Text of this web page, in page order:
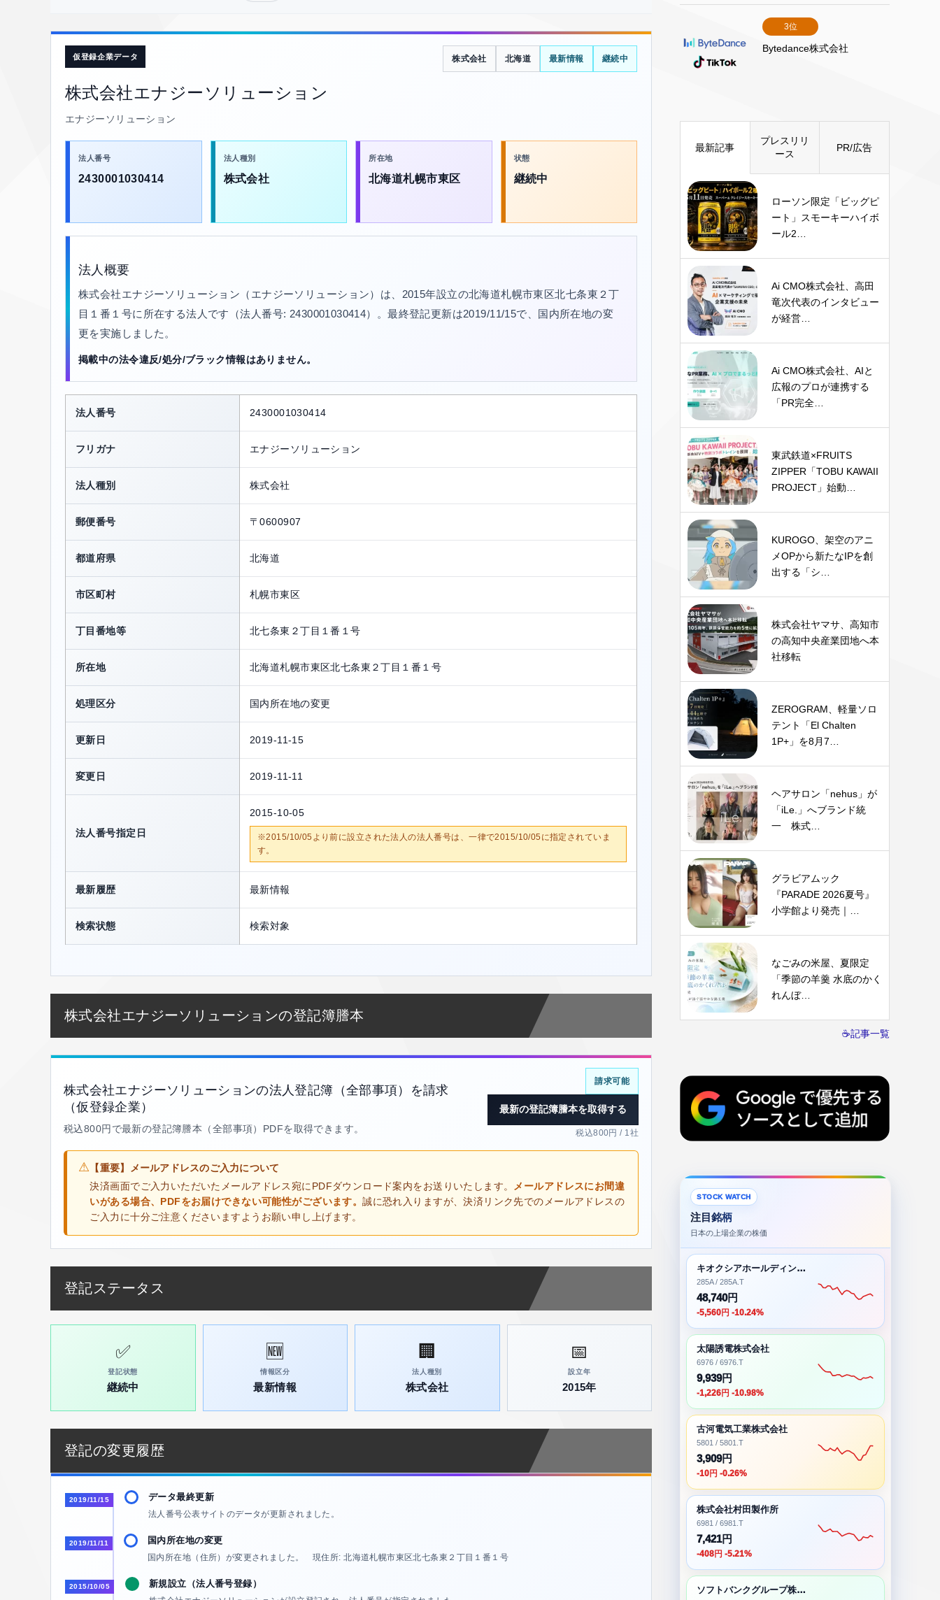
仮登録企業データ
株式会社エナジーソリューション
エナジーソリューション
株式会社 北海道 最新情報 継続中
法人番号
2430001030414
法人種別
株式会社
所在地
北海道札幌市東区
状態
継続中
法人概要
株式会社エナジーソリューション（エナジーソリューション）は、2015年設立の北海道札幌市東区北七条東２丁
目１番１号に所在する法人です（法人番号: 2430001030414）。最終登記更新は2019/11/15で、国内所在地の変
更を実施しました。
掲載中の法令違反/処分/ブラック情報はありません。
法人番号 2430001030414
フリガナ エナジーソリューション
法人種別 株式会社
郵便番号 〒0600907
都道府県 北海道
市区町村 札幌市東区
丁目番地等 北七条東２丁目１番１号
所在地 北海道札幌市東区北七条東２丁目１番１号
処理区分 国内所在地の変更
更新日 2019-11-15
変更日 2019-11-11
法人番号指定日
2015-10-05
※2015/10/05より前に設立された法人の法人番号は、一律で2015/10/05に指定されていま
す。
最新履歴 最新情報
検索状態 検索対象
株式会社エナジーソリューションの登記簿謄本
株式会社エナジーソリューションの法人登記簿（全部事項）を請求
（仮登録企業）
税込800円で最新の登記簿謄本（全部事項）PDFを取得できます。
請求可能
最新の登記簿謄本を取得する
税込800円 / 1社
⚠ 【重要】メールアドレスのご入力について
決済画面でご入力いただいたメールアドレス宛にPDFダウンロード案内をお送りいたします。 メールアドレスにお間違
いがある場合、PDFをお届けできない可能性がございます。誠に恐れ入りますが、決済リンク先でのメールアドレスの
ご入力に十分ご注意くださいますようお願い申し上げます。
登記ステータス
✅
登記状態
継続中
🆕
情報区分
最新情報
🏢
法人種別
株式会社
📅
設立年
2015年
登記の変更履歴
2019/11/15 データ最終更新
法人番号公表サイトのデータが更新されました。
2019/11/11 国内所在地の変更
国内所在地（住所）が変更されました。 現住所: 北海道札幌市東区北七条東２丁目１番１号
2015/10/05 新規設立（法人番号登録）
3位
Bytedance株式会社
最新記事
プレスリリ
ース
PR/広告
ローソン限定「ビッグピ
ート」スモーキーハイボ
ール2…
Ai CMO株式会社、高田
竜次代表のインタビュー
が経営…
Ai CMO株式会社、AIと
広報のプロが連携する
「PR完全…
東武鉄道×FRUITS
ZIPPER「TOBU KAWAII
PROJECT」始動…
KUROGO、架空のアニ
メOPから新たなIPを創
出する「シ…
株式会社ヤマサ、高知市
の高知中央産業団地へ本
社移転
ZEROGRAM、軽量ソロ
テント「El Chalten
1P+」を8月7…
ヘアサロン「nehus」が
「iLe.」へブランド統
一 株式…
グラビアムック
『PARADE 2026夏号』
小学館より発売｜…
なごみの米屋、夏限定
「季節の羊羹 水底のかく
れんぼ…
☕記事一覧
STOCK WATCH
注目銘柄
日本の上場企業の株価
キオクシアホールディングス株式会社
285A / 285A.T
48,740円
-5,560円 -10.24%
太陽誘電株式会社
6976 / 6976.T
9,939円
-1,226円 -10.98%
古河電気工業株式会社
5801 / 5801.T
3,909円
-10円 -0.26%
株式会社村田製作所
6981 / 6981.T
7,421円
-408円 -5.21%
ソフトバンクグループ株式会社